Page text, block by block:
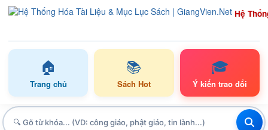
Hệ
🏠
Trang chủ
📚
Sách Hot
🎓
Ý kiến trao đổi